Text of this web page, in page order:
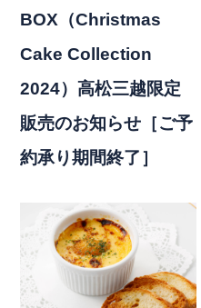
BOX（Christmas
Cake Collection
2024）高松三越限定
販売のお知らせ［ご予
約承り期間終了］